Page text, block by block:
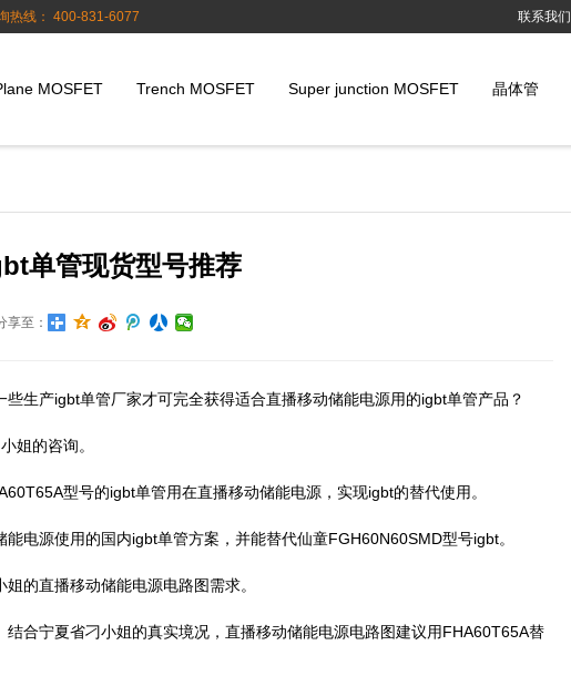
热线： 400-831-6077 联系我们
MOSFET Trench MOSFET Super junction MOSFET 晶体管
单管现货型号推荐
享至：
生产igbt单管厂家才可完全获得适合直播移动储能电源用的igbt单管产品？
姐的咨询。
型号的igbt单管用在直播移动储能电源，实现igbt的替代使用。
电源使用的国内igbt单管方案，并能替代仙童FGH60N60SMD型号igbt。
的直播移动储能电源电路图需求。
合宁夏省刁小姐的真实境况，直播移动储能电源电路图建议用FHA60T65A替